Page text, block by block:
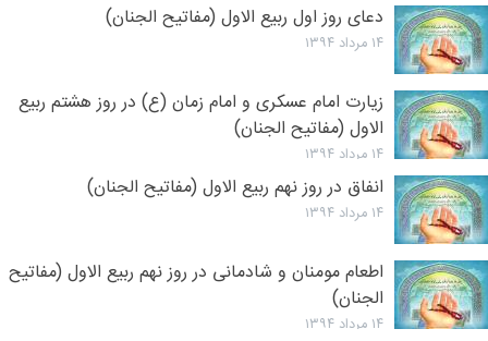
دعای روز اول ربیع الاول (مفاتیح الجنان)
۱۴ مرداد ۱۳۹۴
زیارت امام عسکری و امام زمان (ع) در روز هشتم ربیع
الاول (مفاتیح الجنان)
۱۴ مرداد ۱۳۹۴
انفاق در روز نهم ربیع الاول (مفاتیح الجنان)
۱۴ مرداد ۱۳۹۴
اطعام مومنان و شادمانی در روز نهم ربیع الاول (مفاتیح
الجنان)
۱۴ مرداد ۱۳۹۴